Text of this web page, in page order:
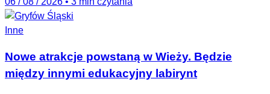
Inne
Nowe atrakcje powstaną w Wieży. Będzie
między innymi edukacyjny labirynt